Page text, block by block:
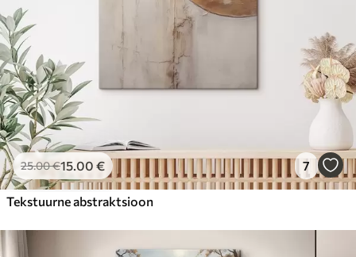
25.00€15.00 € 7
Tekstuurne abstraktsioon